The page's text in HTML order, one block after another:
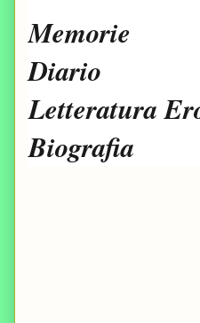
Memorie
Diario
Letteratura
Biografia